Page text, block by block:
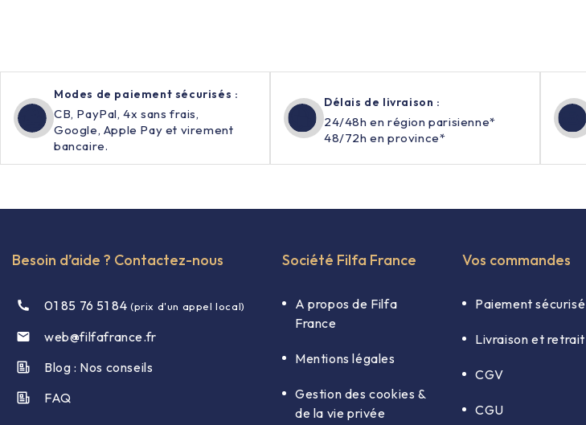
Modes de paiement sécurisés :
CB, PayPal, 4x sans frais,
Google, Apple Pay et virement
bancaire.
Délais de livraison :
24/48h en région parisienne*
48/72h en province*
Besoin d’aide ? Contactez-nous
01 85 76 51 84 (prix d'un appel local)

web@filfafrance.fr
Blog : Nos conseils​
FAQ​
Société Filfa France
A propos de Filfa
France
Mentions légales
Gestion des cookies &
de la vie privée
Vos commandes
Paiement sécurisé
Livraison et retrait
CGV
CGU